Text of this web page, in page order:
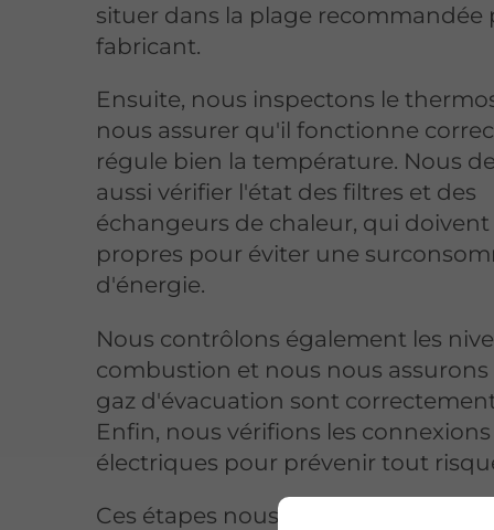
situer dans la plage recommandée
fabricant.
Ensuite, nous inspectons le
nous assurer qu'il fonctionne
régule bien la température. Nous
aussi vérifier l'état des filtres et des
échangeurs de chaleur, qui doivent
propres pour éviter une
d'énergie.
Nous contrôlons également les
combustion et nous nous assurons
gaz d'évacuation sont
Enfin, nous vérifions les connexions
électriques pour prévenir tout
Ces étapes nous permettent de